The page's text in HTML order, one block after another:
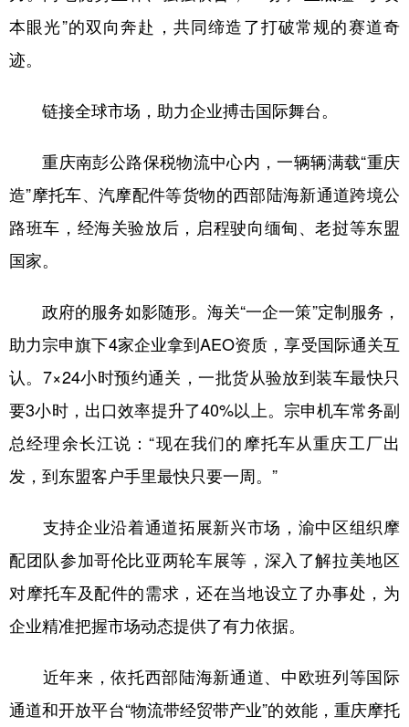
本眼光”的双向奔赴，共同缔造了打破常规的赛道奇
迹。
链接全球市场，助力企业搏击国际舞台。
重庆南彭公路保税物流中心内，一辆辆满载“重庆
造”摩托车、汽摩配件等货物的西部陆海新通道跨境公
路班车，经海关验放后，启程驶向缅甸、老挝等东盟
国家。
政府的服务如影随形。海关“一企一策”定制服务，
助力宗申旗下4家企业拿到AEO资质，享受国际通关互
认。7×24小时预约通关，一批货从验放到装车最快只
要3小时，出口效率提升了40%以上。宗申机车常务副
总经理余长江说：“现在我们的摩托车从重庆工厂出
发，到东盟客户手里最快只要一周。”
支持企业沿着通道拓展新兴市场，渝中区组织摩
配团队参加哥伦比亚两轮车展等，深入了解拉美地区
对摩托车及配件的需求，还在当地设立了办事处，为
企业精准把握市场动态提供了有力依据。
近年来，依托西部陆海新通道、中欧班列等国际
通道和开放平台“物流带经贸带产业”的效能，重庆摩托